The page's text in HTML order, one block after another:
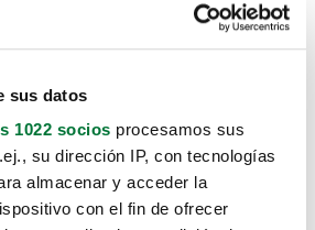
sus datos
1022 socios procesamos sus
su dirección IP, con tecnologías
almacenar y acceder la
con el fin de ofrecer
no sabemos como